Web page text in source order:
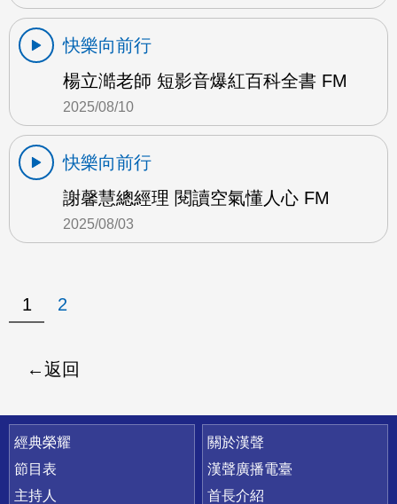
快樂向前行
楊立澔老師 短影音爆紅百科全書 FM
2025/08/10
快樂向前行
謝馨慧總經理 閱讀空氣懂人心 FM
2025/08/03
1 2
返回
快速連結
經典榮耀
節目表
主持人
關於漢聲
漢聲廣播電臺
首長介紹